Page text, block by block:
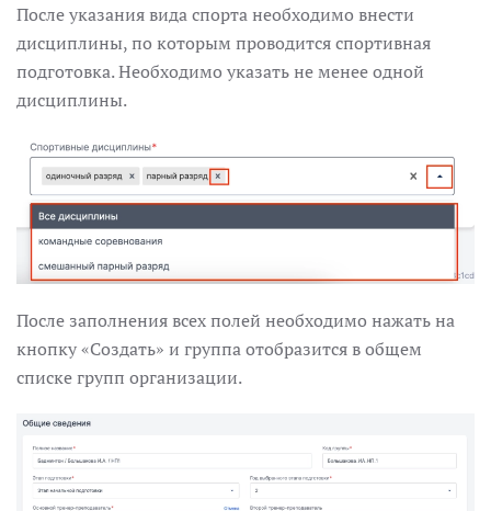
После указания вида спорта необходимо внести
дисциплины, по которым проводится спортивная
подготовка. Необходимо указать не менее одной
дисциплины.
После заполнения всех полей необходимо нажать на
кнопку «‎Cоздать»‎ и группа отобразится в общем
списке групп организации.